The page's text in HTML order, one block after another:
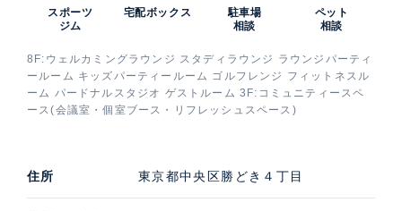
敷地にはバーベキューガーデンやショッピングデッキを
囲むように植栽が植えられており、2つのタワーの中心
には、新しい都心のシーサイドマリーナの中心として水
景を愉しむ「セントラルラグーン」と呼ばれる広場があ
リニックモール、スポーツアリーナ、スーパーマーケッ
スポーツ
ジム
宅配ボックス
駐車場
相談
ペット
相談
8F:ウェルカミングラウンジ スタディラウンジ ラウンジパーティ
ールーム キッズパーティールーム ゴルフレンジ フィットネスル
ーム パードナルスタジオ ゲストルーム 3F:コミュニティースペ
ース(会議室・個室ブース・リフレッシュスペース)
住所 東京都中央区勝どき４丁目